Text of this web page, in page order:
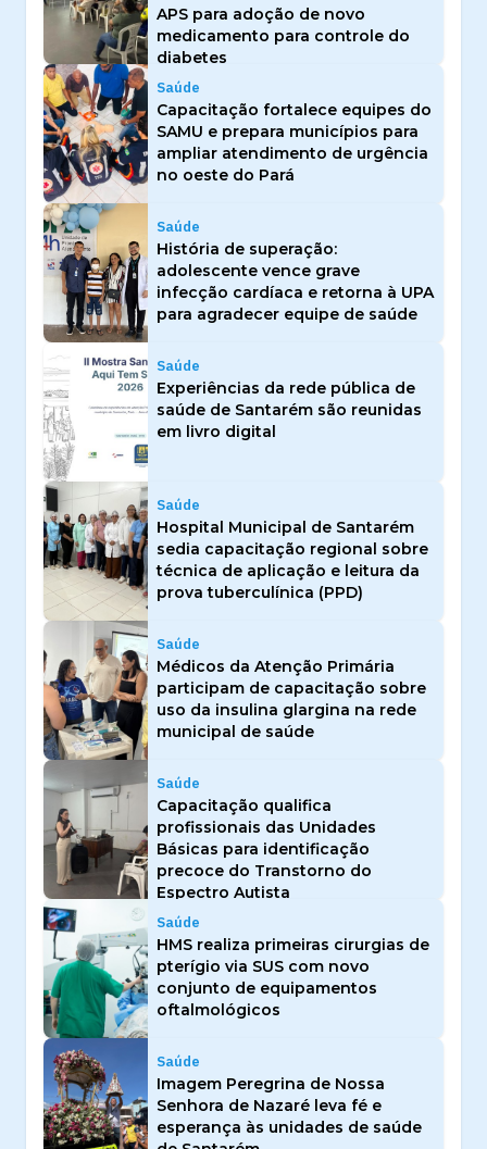
APS para adoção de novo
medicamento para controle do
diabetes
Saúde
Capacitação fortalece equipes do
SAMU e prepara municípios para
ampliar atendimento de urgência
no oeste do Pará
Saúde
História de superação:
adolescente vence grave
infecção cardíaca e retorna à UPA
para agradecer equipe de saúde
Saúde
Experiências da rede pública de
saúde de Santarém são reunidas
em livro digital
Saúde
Hospital Municipal de Santarém
sedia capacitação regional sobre
técnica de aplicação e leitura da
prova tuberculínica (PPD)
Saúde
Médicos da Atenção Primária
participam de capacitação sobre
uso da insulina glargina na rede
municipal de saúde
Saúde
Capacitação qualifica
profissionais das Unidades
Básicas para identificação
precoce do Transtorno do
Espectro Autista
Saúde
HMS realiza primeiras cirurgias de
pterígio via SUS com novo
conjunto de equipamentos
oftalmológicos
Saúde
Imagem Peregrina de Nossa
Senhora de Nazaré leva fé e
esperança às unidades de saúde